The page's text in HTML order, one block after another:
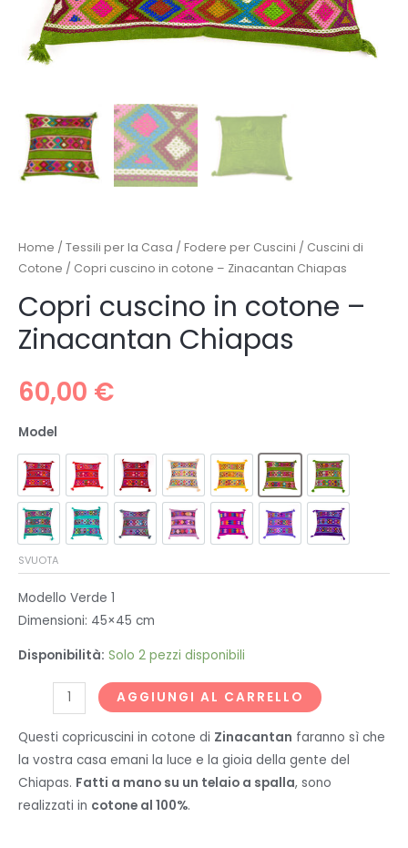
Home / Tessili per la Casa / Fodere per Cuscini / Cuscini di
Cotone / Copri cuscino in cotone – Zinacantan Chiapas
Copri cuscino in cotone –
Zinacantan Chiapas
60,00 €
Model
SVUOTA
Modello Verde 1
Dimensioni: 45×45 cm
Disponibilità: Solo 2 pezzi disponibili
cuscino
in
cotone
-
Zinacantan
AGGIUNGI AL CARRELLO
Questi copricuscini in cotone di Zinacantan faranno sì che
la vostra casa emani la luce e la gioia della gente del
Chiapas. Fatti a mano su un telaio a spalla, sono
realizzati in cotone al 100%.